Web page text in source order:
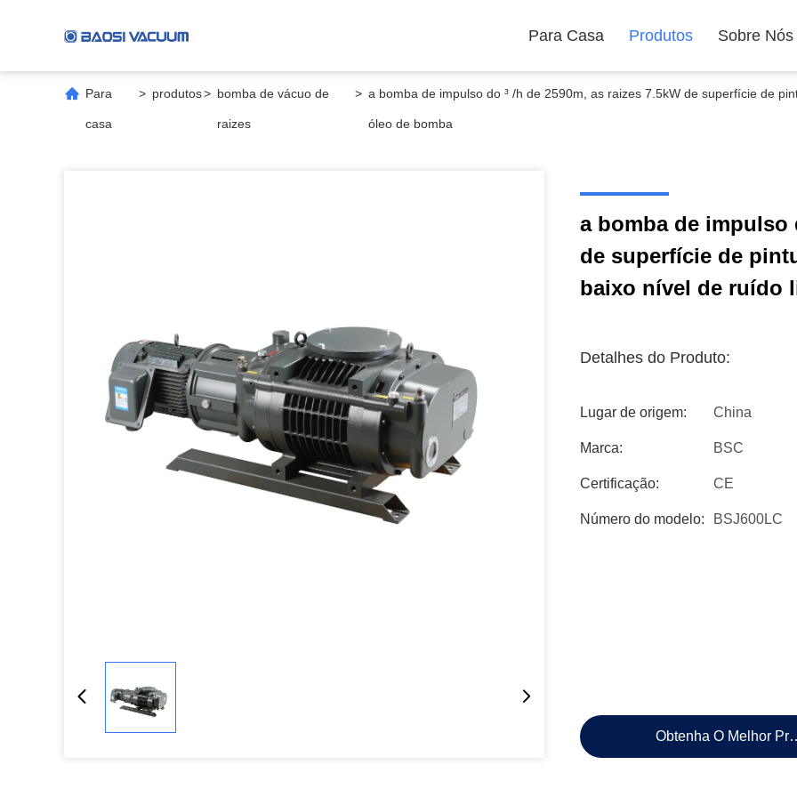
Para Casa Produtos Sobre Nós
Para
casa
> produtos> bomba de vácuo de
raizes
> a bomba de impulso do ³ /h de 2590m, as raizes 7.5kW de superfície de
óleo de bomba
a bomba de impulso
de superfície de
baixo nível de ruído
Detalhes do Produto:
Lugar de origem: China
Marca: BSC
Certificação: CE
Número do modelo: BSJ600LC
Obtenha O Melhor